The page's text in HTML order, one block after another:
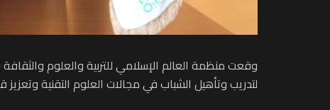
وقعت منظمة العالم الإسلامي للتربية والعلوم
لتدريب وتأهيل الشباب في مجالات العلوم التقنية وتعزيز